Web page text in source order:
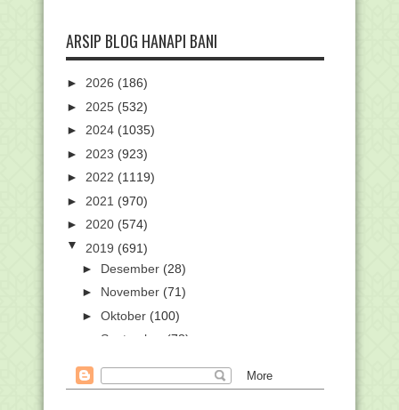
ARSIP BLOG HANAPI BANI
► 2026 (186)
► 2025 (532)
► 2024 (1035)
► 2023 (923)
► 2022 (1119)
► 2021 (970)
► 2020 (574)
▼ 2019 (691)
► Desember (28)
► November (71)
► Oktober (100)
September
(78)
►Juli(42)